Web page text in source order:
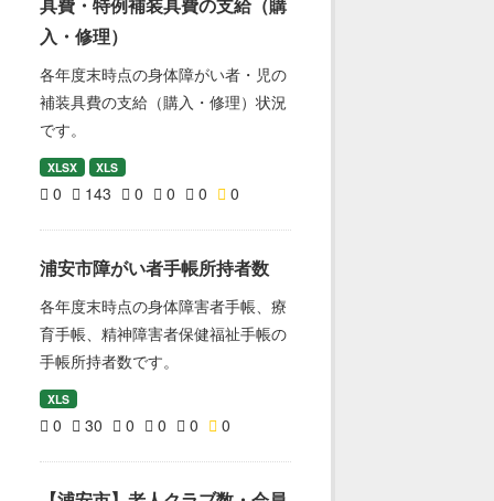
入・修理）
各年度末時点の身体障がい者・児の
補装具費の支給（購入・修理）状況
です。
XLSX XLS
0 143 0 0 0 0
浦安市障がい者手帳所持者数
各年度末時点の身体障害者手帳、療
育手帳、精神障害者保健福祉手帳の
手帳所持者数です。
XLS
0 30 0 0 0 0